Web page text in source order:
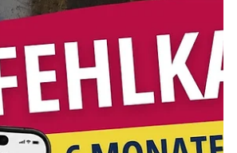
Lesezeit